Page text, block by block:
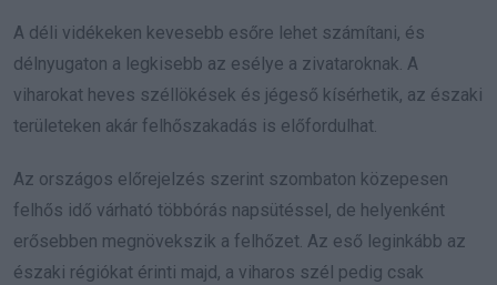
A déli vidékeken kevesebb esőre lehet számítani, és
délnyugaton a legkisebb az esélye a zivataroknak. A
viharokat heves széllökések és jégeső kísérhetik, az északi
területeken akár felhőszakadás is előfordulhat.
Az országos előrejelzés szerint szombaton közepesen
felhős idő várható többórás napsütéssel, de helyenként
erősebben megnövekszik a felhőzet. Az eső leginkább az
északi régiókat érinti majd, a viharos szél pedig csak